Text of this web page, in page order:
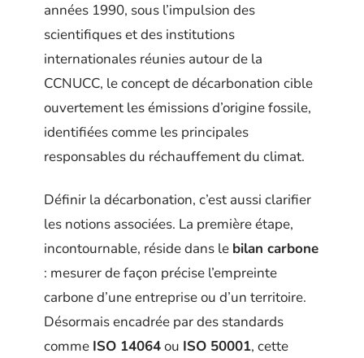
années 1990, sous l’impulsion des
scientifiques et des institutions
internationales réunies autour de la
CCNUCC, le concept de décarbonation cible
ouvertement les émissions d’origine fossile,
identifiées comme les principales
responsables du réchauffement du climat.
Définir la décarbonation, c’est aussi clarifier
les notions associées. La première étape,
incontournable, réside dans le bilan carbone
: mesurer de façon précise l’empreinte
carbone d’une entreprise ou d’un territoire.
Désormais encadrée par des standards
comme ISO 14064ou ISO 50001, cette